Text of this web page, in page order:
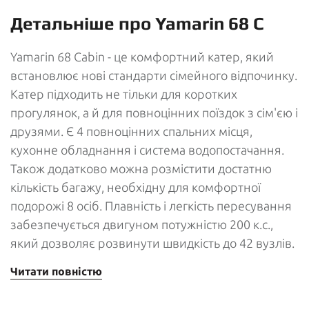
Детальніше про Yamarin 68 C
Yamarin 68 Cabin - це комфортний катер, який
встановлює нові стандарти сімейного відпочинку.
Катер підходить не тільки для коротких
прогулянок, а й для повноцінних поїздок з сім'єю і
друзями. Є 4 повноцінних спальних місця,
кухонне обладнання і система водопостачання.
Також додатково можна розмістити достатню
кількість багажу, необхідну для комфортної
подорожі 8 осіб. Плавність і легкість пересування
забезпечується двигуном потужністю 200 к.с.,
який дозволяє розвинути швидкість до 42 вузлів.
Читати повністю